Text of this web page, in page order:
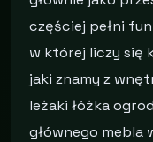
częściej pełni
w której liczy się
jaki znamy z
leżaki łóżka
głównego mebla